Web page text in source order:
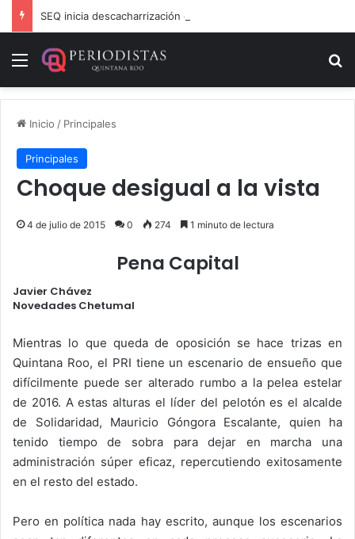
Menú
Inicio / Principales
Principales
Choque desigual a la vista
4 de julio de 2015 0 274 1 minuto de lectura
Pena Capital
Javier Chávez
Novedades Chetumal
Mientras lo que queda de oposición se hace trizas en
Quintana Roo, el PRI tiene un escenario de ensueño que
difícilmente puede ser alterado rumbo a la pelea estelar
de 2016. A estas alturas el líder del pelotón es el alcalde
de Solidaridad, Mauricio Góngora Escalante, quien ha
tenido tiempo de sobra para dejar en marcha una
administración súper eficaz, repercutiendo exitosamente
en el resto del estado.
Pero en política nada hay escrito, aunque los escenarios